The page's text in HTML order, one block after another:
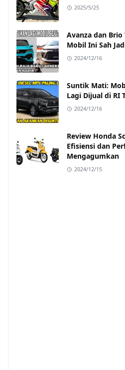
2025/5/25
Avanza dan
Mobil Ini Sah
2024/12/16
Suntik Mati:
Lagi Dijual di RI
2024/12/16
Review Honda
Efisiensi dan
Mengagumkan
2024/12/15